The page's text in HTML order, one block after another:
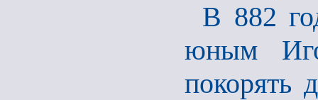
В 882
юным
покорять